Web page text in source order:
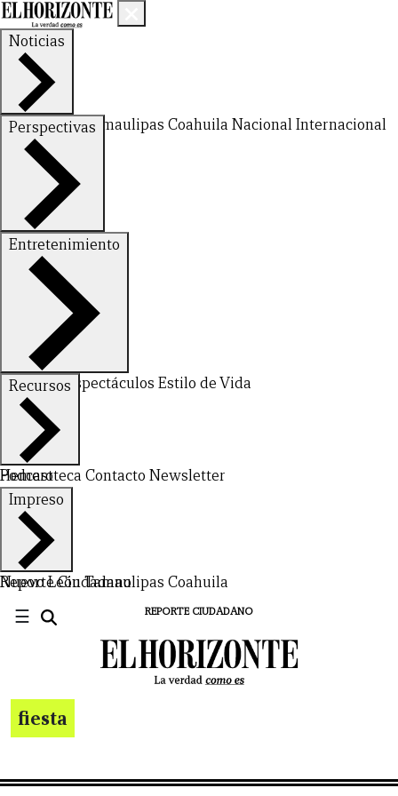
Noticias
Nuevo LeónTamaulipas Coahuila NacionalInternacional
Perspectivas
FinanzasOpinión
Entretenimiento
DeportesEspectáculos Estilo de Vida
Recursos
Hemeroteca Contacto Newsletter
Podcast
Impreso
Nuevo LeónTamaulipas Coahuila
Reporte Ciudadano
☰ REPORTE CIUDADANO
fiesta